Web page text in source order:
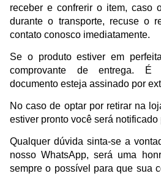
receber e confrerir o item, caso
durante o transporte, recuse o
contato conosco imediatamente.
Se o produto estiver em
comprovante de entrega. É
documento esteja assinado por
No caso de optar por retirar na
estiver pronto você será notificado
Qualquer dúvida sinta-se a
nosso WhatsApp, será uma
sempre o possível para que sua